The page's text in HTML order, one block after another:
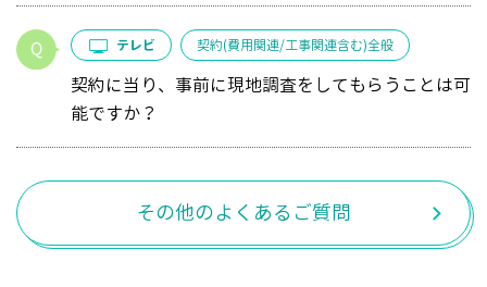
テレビ 契約(費用関連/工事関連含む)全般
契約に当り、事前に現地調査をしてもらうことは可
能ですか？
その他のよくあるご質問